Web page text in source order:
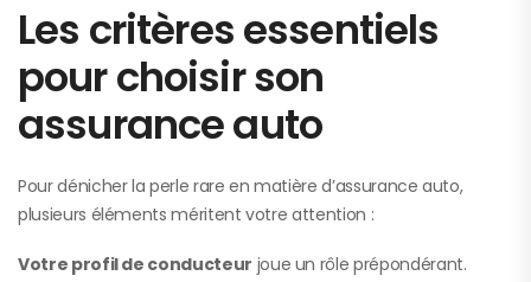
Les critères essentiels
pour choisir son
assurance auto
Pour dénicher la perle rare en matière d’assurance auto,
plusieurs éléments méritent votre attention :
Votre profil de conducteur joue un rôle prépondérant.